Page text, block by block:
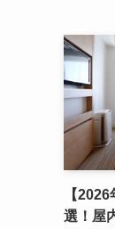
【
選！屋